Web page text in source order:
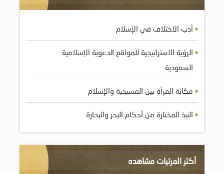
أدب الاختلاف في الإسلام
الرؤية الاستراتيجية للمواقع الدعوية الإسلامية
السعودية
مكانة المرأة بين المسيحية والإسلام
النبذ المختارة من أحكام البحر والبحارة
أكثر المرئيات مشاهده